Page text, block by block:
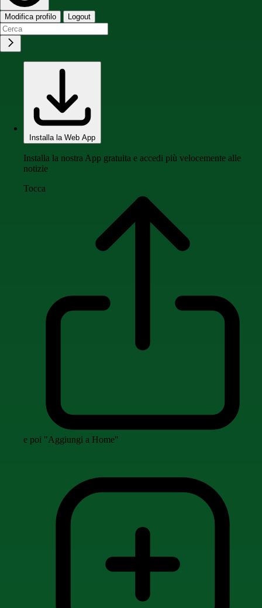
Modifica profilo Logout
Installa la Web App
Installa la nostra App gratuita e accedi più velocemente alle
notizie
Tocca
e poi "Aggiungi a Home"